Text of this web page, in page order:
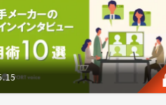
ことも事実です。
ューなどの複数人の結果をま
棄却すべきか」などは調査視
の標準化が望める「アウトプ